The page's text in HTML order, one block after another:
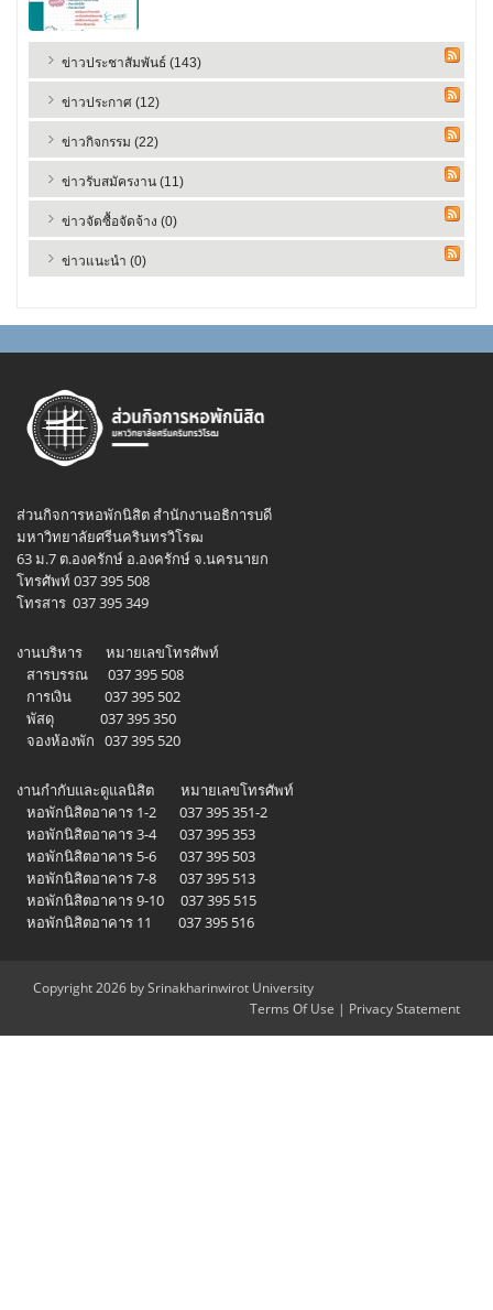
ข่าวประชาสัมพันธ์ (143)
ข่าวประกาศ (12)
ข่าวกิจกรรม (22)
ข่าวรับสมัครงาน (11)
ข่าวจัดซื้อจัดจ้าง (0)
ข่าวแนะนำ (0)
ส่วนกิจการหอพักนิสิต สำนักงานอธิการบดี
มหาวิทยาลัยศรีนครินทรวิโรฒ
63 ม.7 ต.องครักษ์ อ.องครักษ์ จ.นครนายก
โทรศัพท์ 037 395 508
โทรสาร 037 395 349
งานบริหาร หมายเลขโทรศัพท์
สารบรรณ 037 395 508
การเงิน 037 395 502
พัสดุ 037 395 350
จองห้องพัก 037 395 520
งานกำกับและดูแลนิสิต หมายเลขโทรศัพท์
หอพักนิสิตอาคาร 1-2 037 395 351-2
หอพักนิสิตอาคาร 3-4 037 395 353
หอพักนิสิตอาคาร 5-6 037 395 503
หอพักนิสิตอาคาร 7-8 037 395 513
หอพักนิสิตอาคาร 9-10 037 395 515
หอพักนิสิตอาคาร 11 037 395 516
Copyright 2026 by Srinakharinwirot University
Terms Of Use | Privacy Statement